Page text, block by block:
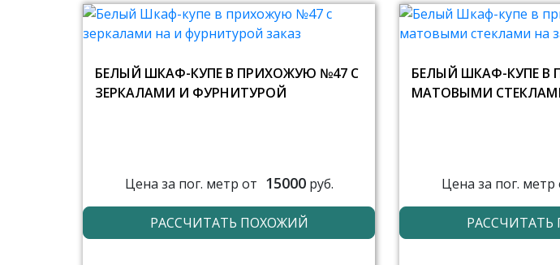
БЕЛЫЙ ШКАФ-КУПЕ В ПРИХОЖУЮ №47 С
ЗЕРКАЛАМИ И ФУРНИТУРОЙ
Цена за пог. метр от 15000руб.
РАССЧИТАТЬ ПОХОЖИЙ
БЕЛЫЙ ШКАФ-КУПЕ В
МАТОВЫМИ
Цена за пог. метр